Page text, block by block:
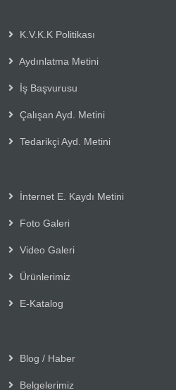
K.V.K.K Politikası
Aydınlatma Metini
İş Başvurusu
Çalışan Ayd. Metini
Tedarikçi Ayd. Metini
İnternet E. Kaydı Metini
Foto Galeri
Video Galeri
Ürünlerimiz
E-Katalog
Blog / Haber
Belgelerimiz